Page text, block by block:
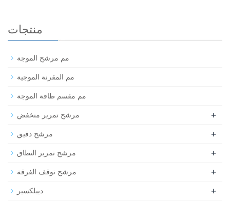
منتجات
مم مرشح الموجة
مم المقرنة الموجية
مم مقسم طاقة الموجة
مرشح تمرير منخفض +
مرشح دقيق +
مرشح تمرير النطاق +
مرشح توقف الفرقة +
ديبلكسير +